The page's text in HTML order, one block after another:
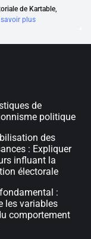
de Kartable,
plus
de
politique
des
: Expliquer
influant la
électorale
:
les variables
comportement